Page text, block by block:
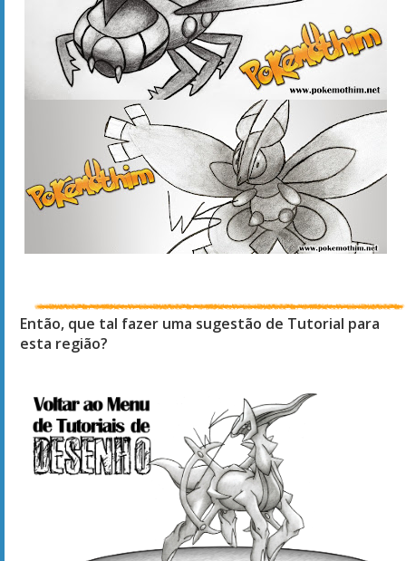
Então, que tal fazer uma sugestão de Tutorial para
esta região?